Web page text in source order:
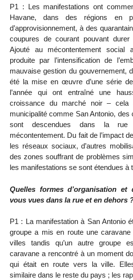
P1 : Les manifestations ont
Havane, dans des régions en
d’approvisionnement, à des
coupures de courant pouvant durer
Ajouté au mécontentement social
produite par l’intensification de
mauvaise gestion du gouvernement,
été la mise en œuvre d’une série
l’année qui ont entraîné une
croissance du marché noir – cela
municipalité comme San Antonio, des
sont descendues dans la rue
mécontentement. Du fait de l’impact
les réseaux sociaux, d’autres
des zones souffrant de problèmes
les manifestations se sont étendues à
Quelles formes d’organisation et
vous vues dans la rue et en dehors
P1 : La manifestation à San Antonio
groupe a mis en route une caravane
villes tandis qu’un autre groupe
caravane a rencontré à un moment
qui était en route vers la ville.
similaire dans le reste du pays ; les